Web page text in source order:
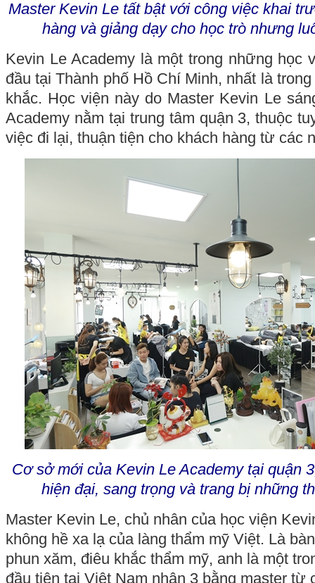
Master Kevin Le tất bật với công việc khai
hàng và giảng dạy cho học trò nhưng
Kevin Le Academy là một trong những học
đầu tại Thành phố Hồ Chí Minh, nhất là
khắc. Học viện này do Master Kevin Le
Academy nằm tại trung tâm quận 3, thuộc
việc đi lại, thuận tiện cho khách hàng từ các
Cơ sở mới của Kevin Le Academy tại quận
hiện đại, sang trọng và trang bị những
Master Kevin Le, chủ nhân của học viện
không hề xa lạ của làng thẩm mỹ Việt. Là
phun xăm, điêu khắc thẩm mỹ, anh là một
đầu tiên tại Việt Nam nhận 3 bằng master từ